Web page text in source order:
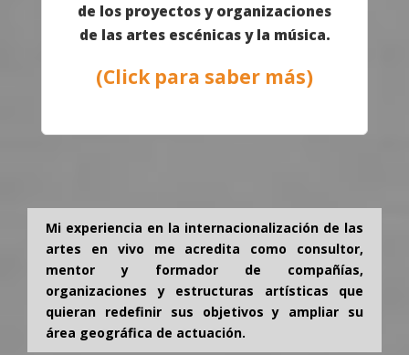
de los proyectos y organizaciones
de las artes escénicas y la música.
(Click para saber más)
Mi experiencia en la internacionalización de las
artes en vivo me acredita como consultor,
mentor y formador de compañías,
organizaciones y estructuras artísticas que
quieran redefinir sus objetivos y ampliar su
área geográfica de actuación.